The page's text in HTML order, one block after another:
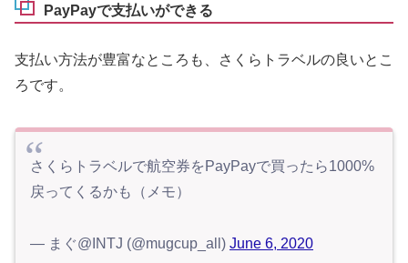
PayPayで支払いができる
支払い方法が豊富なところも、さくらトラベルの良いとこ
ろです。
さくらトラベルで航空券をPayPayで買ったら1000%
戻ってくるかも（メモ）
— まぐ@INTJ (@mugcup_all) June 6, 2020